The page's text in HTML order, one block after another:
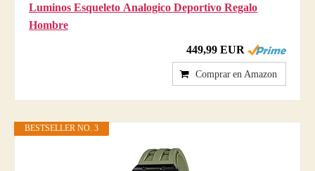
Luminos Esqueleto Analogico Deportivo Regalo
Hombre
449,99 EUR
Comprar en Amazon
BESTSELLER NO. 3